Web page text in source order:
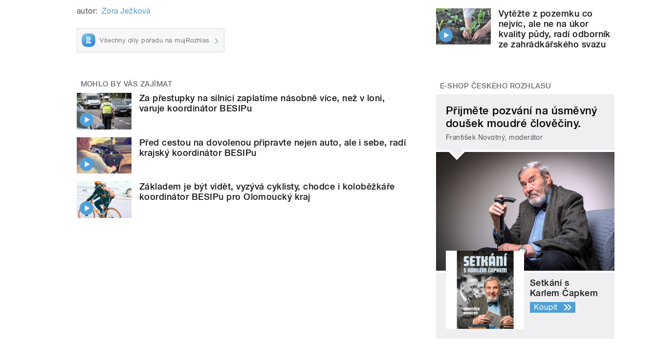
autor: Zora Ježková
Všechny díly pořadu na mujRozhlas
MOHLO BY VÁS ZAJÍMAT
Za přestupky na silnici zaplatíme násobně více, než v loni,
varuje koordinátor BESIPu
Před cestou na dovolenou připravte nejen auto, ale i sebe, radí
krajský koordinátor BESIPu
Základem je být vidět, vyzývá cyklisty, chodce i koloběžkáře
koordinátor BESIPu pro Olomoucký kraj
Vytěžte z pozemku co
nejvíc, ale ne na úkor
kvality půdy, radí odborník
ze zahrádkářského svazu
E-SHOP ČESKÉHO ROZHLASU
Přijměte pozvání na úsměvný
doušek moudré člověčiny.
František Novotný, moderátor
Setkání s
Karlem Čapkem
Koupit